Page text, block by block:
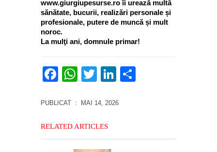
www.giurgiupesurse.ro îi urează multă
sănătate, bucurii, realizări personale și
profesionale, putere de muncă și mult
noroc.
La mulţi ani, domnule primar!
Facebook
WhatsApp
TwitterLinkedIn
PUBLICAT : MAI 14, 2026
RELATED ARTICLES